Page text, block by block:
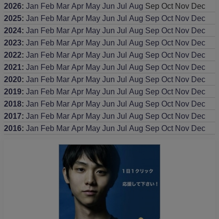
2026: Jan Feb Mar Apr May Jun Jul Aug Sep Oct Nov Dec
2025: Jan Feb Mar Apr May Jun Jul Aug Sep Oct Nov Dec
2024: Jan Feb Mar Apr May Jun Jul Aug Sep Oct Nov Dec
2023: Jan Feb Mar Apr May Jun Jul Aug Sep Oct Nov Dec
2022: Jan Feb Mar Apr May Jun Jul Aug Sep Oct Nov Dec
2021 : Jan Feb Mar Apr May Jun Jul Aug Sep Oct Nov Dec
2020: Jan Feb Mar Apr May Jun Jul Aug Sep Oct Nov Dec
2019: Jan Feb Mar Apr May Jun Jul Aug Sep Oct Nov Dec
2018: Jan Feb Mar Apr May Jun Jul Aug Sep Oct Nov Dec
2017: Jan Feb Mar Apr May Jun Jul Aug Sep Oct Nov Dec
2016: Jan Feb Mar Apr May Jun Jul Aug Sep Oct Nov Dec